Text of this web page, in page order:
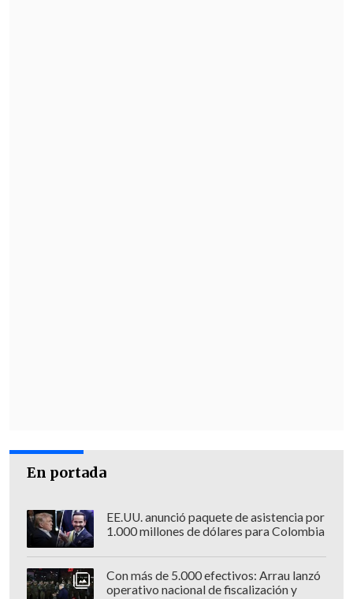
En portada
EE.UU. anunció paquete de asistencia por
1.000 millones de dólares para Colombia
Con más de 5.000 efectivos: Arrau lanzó
operativo nacional de fiscalización y